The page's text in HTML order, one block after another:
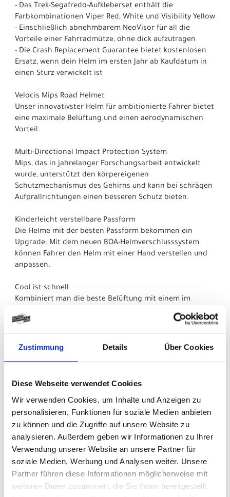
Zustimmung Details Über Cookies
Diese Webseite verwendet Cookies
Wir verwenden Cookies, um Inhalte und Anzeigen zu
personalisieren, Funktionen für soziale Medien anbieten
zu können und die Zugriffe auf unsere Website zu
analysieren. Außerdem geben wir Informationen zu Ihrer
Verwendung unserer Website an unsere Partner für
soziale Medien, Werbung und Analysen weiter. Unsere
Partner führen diese Informationen möglicherweise mit
weiteren Daten zusammen, die Sie ihnen bereitgestellt
- Das Trek-Segafredo-Aufkleberset enthält die
Farbkombinationen Viper Red, White und Visibility Yellow
- Einschließlich abnehmbarem NeoVisor für all die
Vorteile einer Fahrradmütze, ohne dick aufzutragen
- Die Crash Replacement Guarantee bietet kostenlosen
Ersatz, wenn dein Helm im ersten Jahr ab Kaufdatum in
einen Sturz verwickelt ist
Velocis Mips Road Helmet
Unser innovativster Helm für ambitionierte Fahrer bietet
eine maximale Belüftung und einen aerodynamischen
Vorteil.
Multi-Directional Impact Protection System
Mips, das in jahrelanger Forschungsarbeit entwickelt
wurde, unterstützt den körpereigenen
Schutzmechanismus des Gehirns und kann bei schrägen
Aufprallrichtungen einen besseren Schutz bieten.
Kinderleicht verstellbare Passform
Die Helme mit der besten Passform bekommen ein
Upgrade: Mit dem neuen BOA-Helmverschlusssystem
können Fahrer den Helm mit einer Hand verstellen und
anpassen.
Cool ist schnell
Kombiniert man die beste Belüftung mit einem im
Windkanal entwickelten aerodynamischen Design
entsteht ein leichter Helm, der schneller als die meisten
konventionellen Aero-Helme und viel besser belüftet ist.
Bike schwingen kannst, bieten wir dir einen kostenlosen
Jahres nach dem Kauf in einen Sturz verwickelt ist.
Kontaktiere dafür einfach Bontrager oder deinen
Fachhändler vor Ort.
- Materialtyp: Feuchtigkeitsabführende Polster
Herstellerdaten gem. GPSR
Marke Bontrager:Trek Bicycle GmbH
06116 Halle (Saale)